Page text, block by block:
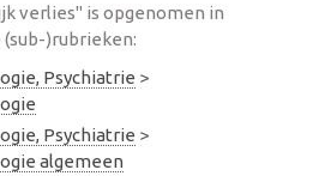
verlies" is opgenomen in
(sub-)rubrieken:
Psychiatrie >
Psychiatrie >
algemeen